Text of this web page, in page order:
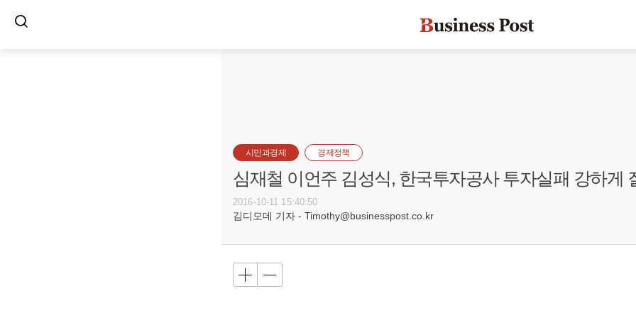
시민과경제 경제정책
심재철 이언주 김성식, 한국투자공사 투자실패 강하게
2016-10-11 15:40:50
김디모데 기자 - Timothy@businesspost.co.kr